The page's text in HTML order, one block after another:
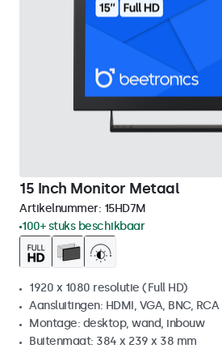
15 Inch Monitor Metaal
Artikelnummer: 15HD7M
100+ stuks beschikbaar
1920 x 1080 resolutie (Full HD)
Aansluitingen: HDMI, VGA, BNC, RCA
Montage: desktop, wand, inbouw
Buitenmaat: 384 x 239 x 38 mm